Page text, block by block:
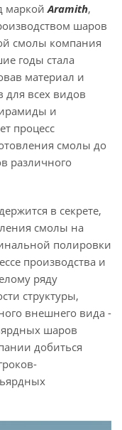
маркойAramith,
шаров
смолы компания
годы стала
материал и
для всех видов
и
процесс
смолы до
различного
в секрете,
смолы на
полировки
производства и
ряду
структуры,
внешнего вида -
шаров
добиться